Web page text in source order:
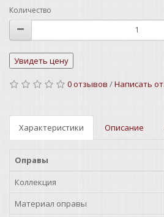
Количество
0 отзывов /Написать
Характеристики Описание
Оправы
Коллекция
Материал оправы